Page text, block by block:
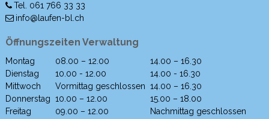
Tel. 061 766 33 33
info@laufen-bl.ch
Öffnungszeiten Verwaltung
Wochentag Morgen Nachmittag
Montag 08.00 – 12.00
14.00 – 16.30
Dienstag
10.00 - 12.00
14.00 - 16.30
Mittwoch
Vormittag geschlossen 14.00 – 16.30
Donnerstag 10.00 – 12.00
15.00 – 18.00
Freitag
09.00 – 12.00 Nachmittag geschlossen